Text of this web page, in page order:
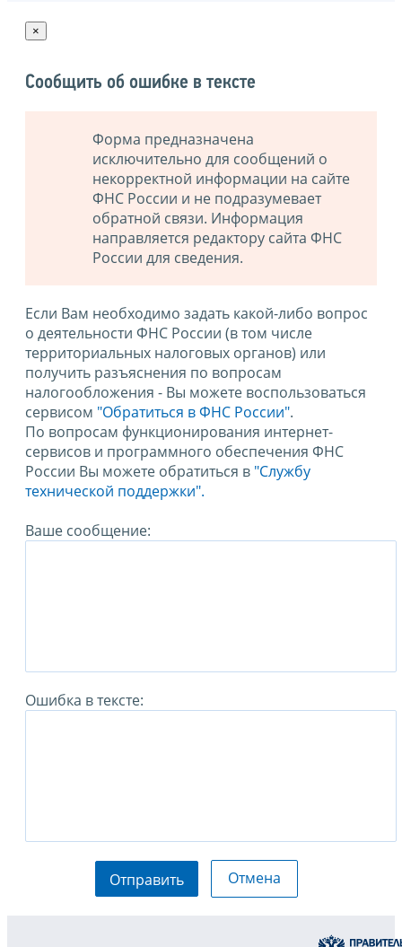
×
Сообщить об ошибке в тексте
Форма предназначена
исключительно для сообщений о
некорректной информации на сайте
ФНС России и не подразумевает
обратной связи. Информация
направляется редактору сайта ФНС
России для сведения.
Если Вам необходимо задать какой-либо вопрос
о деятельности ФНС России (в том числе
территориальных налоговых органов) или
получить разъяснения по вопросам
налогообложения - Вы можете воспользоваться
сервисом "Обратиться в ФНС России".
По вопросам функционирования интернет-
сервисов и программного обеспечения ФНС
России Вы можете обратиться в "Службу
технической поддержки".
Ваше сообщение:
Ошибка в тексте:
Отправить Отмена